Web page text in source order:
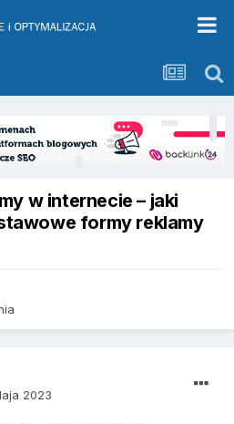
w internecie – jaki
formy reklamy
2023